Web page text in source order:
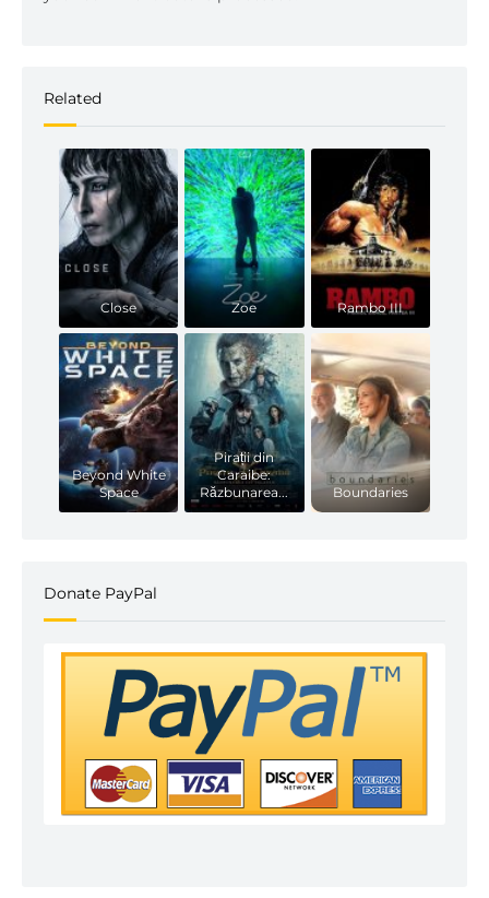
Related
Close Zoe Rambo III
Beyond White
Space
Pirații din
Caraibe:
Răzbunarea...
Boundaries
Donate PayPal